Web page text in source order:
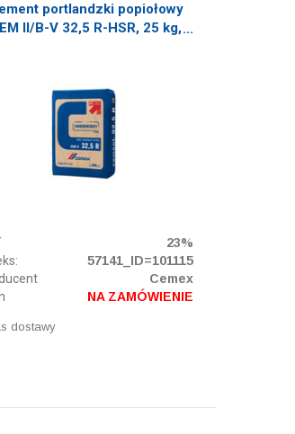
portlandzki popiołowy
II/B-V 32,5 R-HSR, 25 kg,
23%
57141_ID=101115
Cemex
NA ZAMÓWIENIE
dostawy